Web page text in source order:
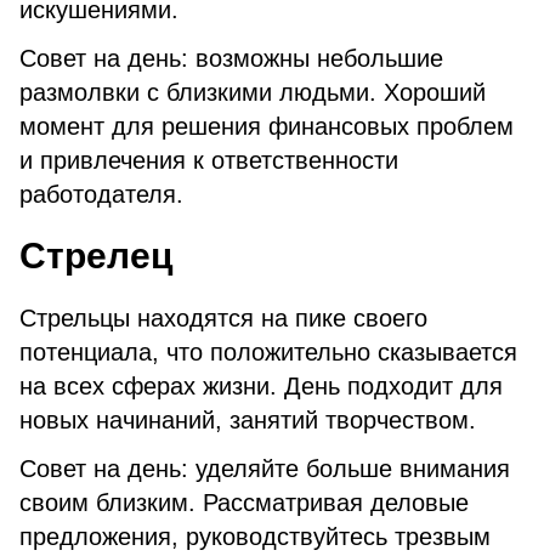
искушениями.
Совет на день: возможны небольшие
размолвки с близкими людьми. Хороший
момент для решения финансовых проблем
и привлечения к ответственности
работодателя.
Стрелец
Стрельцы находятся на пике своего
потенциала, что положительно сказывается
на всех сферах жизни. День подходит для
новых начинаний, занятий творчеством.
Совет на день: уделяйте больше внимания
своим близким. Рассматривая деловые
предложения, руководствуйтесь трезвым